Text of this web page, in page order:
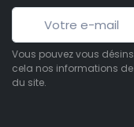
Vous pouvez vous
cela nos informations
du site.